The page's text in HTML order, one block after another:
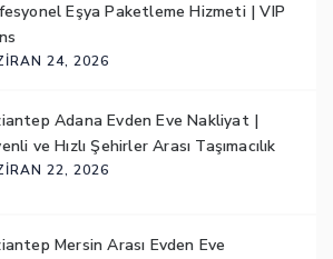
Eşya Paketleme Hizmeti | VIP
24, 2026
Adana Evden Eve Nakliyat |
ve Hızlı Şehirler Arası Taşımacılık
22, 2026
Mersin Arası Evden Eve